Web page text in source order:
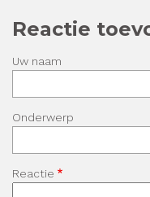
Reactie
Uw naam
Onderwerp
Reactie